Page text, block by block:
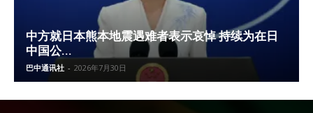
中方就日本熊本地震遇难者表示哀悼 持续为在日
中国公...
巴中通讯社 - 2026年7月30日